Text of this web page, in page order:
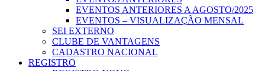
EVENTOS ANTERIORES A AGOSTO/2025
EVENTOS – VISUALIZAÇÃO MENSAL
SEI EXTERNO
CLUBE DE VANTAGENS
CADASTRO NACIONAL
REGISTRO